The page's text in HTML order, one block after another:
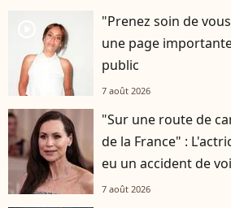
"Prenez soin de
une page
public
7 août 2026
"Sur une route de
de la France" :
eu un accident de
7 août 2026